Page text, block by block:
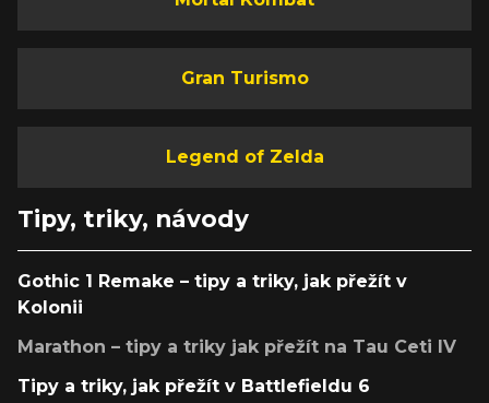
Gran Turismo
Legend of Zelda
Tipy, triky, návody
Gothic 1 Remake – tipy a triky, jak přežít v
Kolonii
Marathon – tipy a triky jak přežít na Tau Ceti IV
Tipy a triky, jak přežít v Battlefieldu 6